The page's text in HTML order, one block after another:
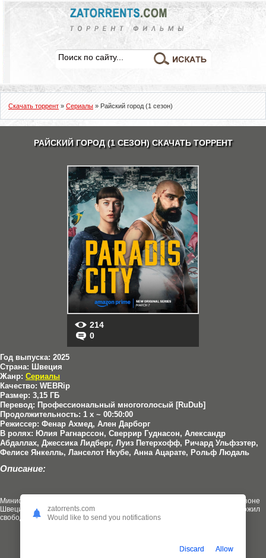
Скачать торрент » Сериалы » Райский город (1 сезон)
РАЙСКИЙ ГОРОД (1 СЕЗОН) СКАЧАТЬ ТОРРЕНТ
214
0
Год выпуска: 2025
Страна: Швеция
Жанр: Сериалы
Качество: WEBRip
Размер: 3,15 ГБ
Перевод: Профессиональный многоголосый [RuDub]
Продолжительность: 1 x ~ 00:50:00
Режиссер: Фенар Ахмед, Ален Дарборг
В ролях: Юлия Рагнарссон, Сверрир Гуднасон, Александр
Абдаллах, Джессика Лидберг, Луиз Петерхофф, Ричард Ульфзэтер,
Фелисе Янкелль, Ланселот Нкубе, Анна Ацарате, Рольф Людаль
Описание:
Министр Хенрикссон исчезает в Ярва, крупнейшей опасной запретной зоне
Швеции, окруженной стенами. Арестованному бойцу Эмир предложил
свободу тому, кто его найдет.
Добавлена 1-6 серия (из 6)
zatorrents.com
Would like to send you notifications
Discard Allow